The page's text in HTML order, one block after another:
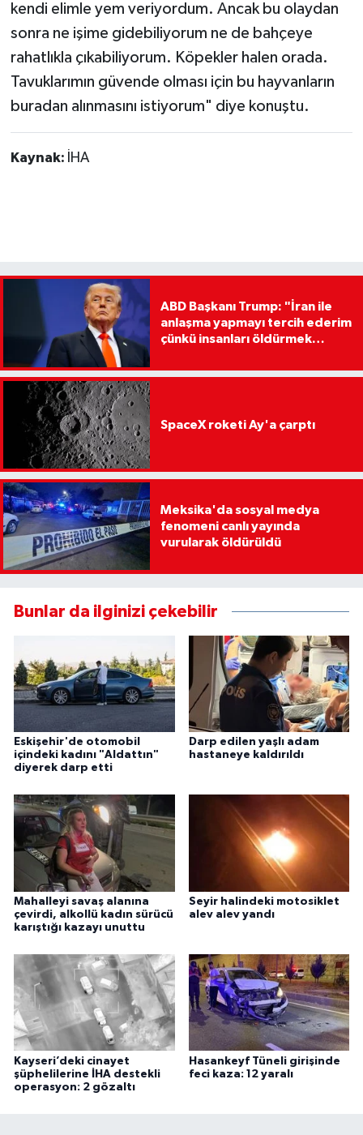
kendi elimle yem veriyordum. Ancak bu olaydan
sonra ne işime gidebiliyorum ne de bahçeye
rahatlıkla çıkabiliyorum. Köpekler halen orada.
Tavuklarımın güvende olması için bu hayvanların
buradan alınmasını istiyorum" diye konuştu.
Kaynak: İHA
ABD Başkanı Trump: "İran ile
anlaşma yapmayı tercih ederim
çünkü insanları öldürmek
SpaceX roketi Ay'a çarptı
Meksika'da sosyal medya
fenomeni canlı yayında
vurularak öldürüldü
Bunlar da ilginizi çekebilir
Eskişehir'de otomobil
içindeki kadını "Aldattın"
diyerek darp etti
Darp edilen yaşlı adam
hastaneye kaldırıldı
Mahalleyi savaş alanına
çevirdi, alkollü kadın sürücü
karıştığı kazayı unuttu
Seyir halindeki motosiklet
alev alev yandı
Kayseri’deki cinayet
şüphelilerine İHA destekli
operasyon: 2 gözaltı
Hasankeyf Tüneli girişinde
feci kaza: 12 yaralı